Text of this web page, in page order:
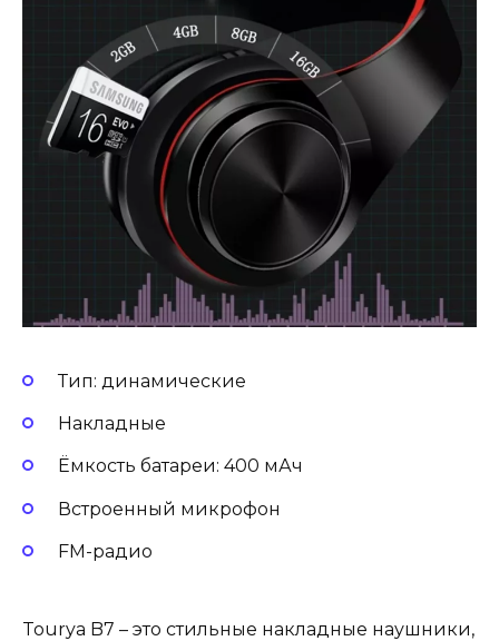
Тип: динамические
Накладные
Ёмкость батареи: 400 мАч
Встроенный микрофон
FM-радио
Tourya B7 – это стильные накладные наушники,